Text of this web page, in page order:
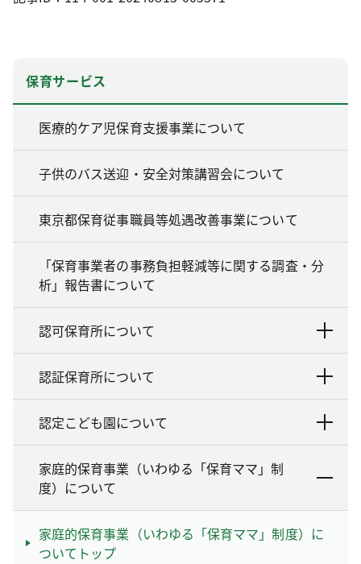
保育サービス
医療的ケア児保育支援事業について
子供のバス送迎・安全対策講習会について
東京都保育従事職員等処遇改善事業について
「保育事業者の事務負担軽減等に関する調査・分
析」報告書について
認可保育所について
認証保育所について
認定こども園について
家庭的保育事業（いわゆる「保育ママ」制
度）について
家庭的保育事業（いわゆる「保育ママ」制度）に
ついてトップ